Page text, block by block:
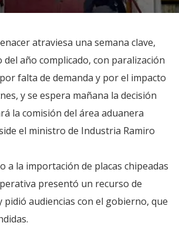
atraviesa una semana clave,
del año complicado, con paralización
falta de demanda y por el impacto
y se espera mañana la decisión
la comisión del área aduanera
el ministro de Industria Ramiro
a la importación de placas chipeadas
presentó un recurso de
pidió audiencias con el gobierno, que